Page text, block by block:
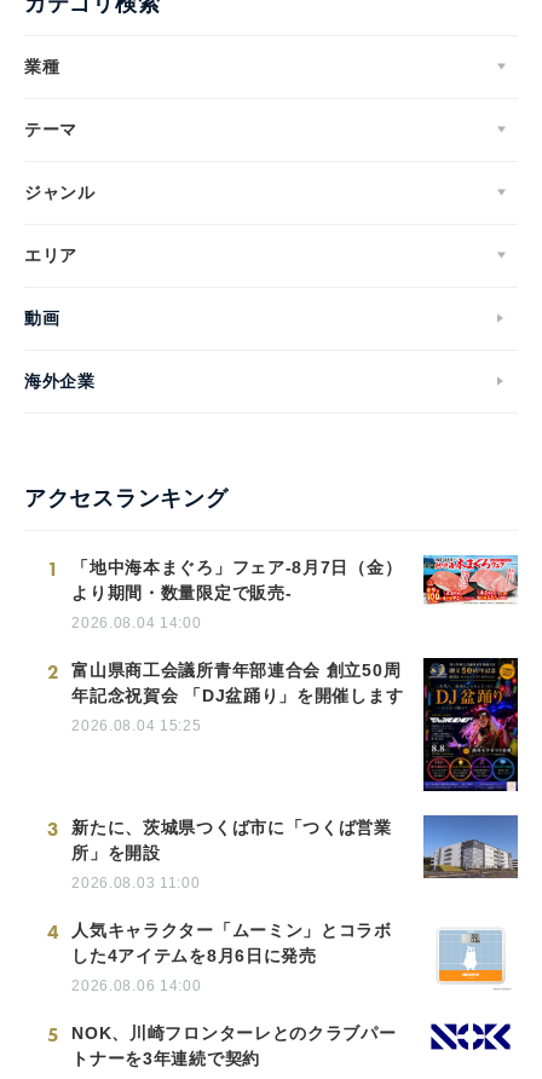
業種
テーマ
ジャンル
エリア
動画
海外企業
アクセスランキング
1
「地中海本まぐろ」フェア-8月7日（金）
より期間・数量限定で販売-
2026.08.04 14:00
2
富山県商工会議所青年部連合会 創立50周
年記念祝賀会 「DJ盆踊り」を開催します
2026.08.04 15:25
3
新たに、茨城県つくば市に「つくば営業
所」を開設
2026.08.03 11:00
4
人気キャラクター「ムーミン」とコラボ
した4アイテムを8月6日に発売
2026.08.06 14:00
5
NOK、川崎フロンターレとのクラブパー
トナーを3年連続で契約